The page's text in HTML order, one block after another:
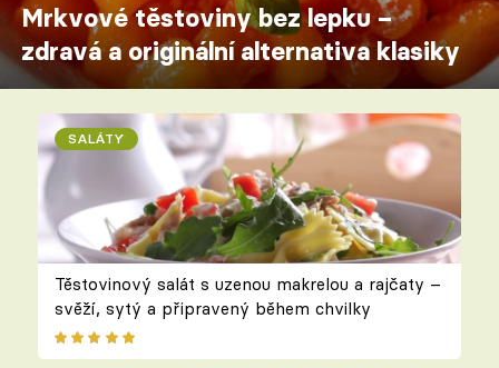
Mrkvové těstoviny bez lepku –
zdravá a originální alternativa klasiky
SALÁTY
Těstovinový salát s uzenou makrelou a rajčaty –
svěží, sytý a připravený během chvilky